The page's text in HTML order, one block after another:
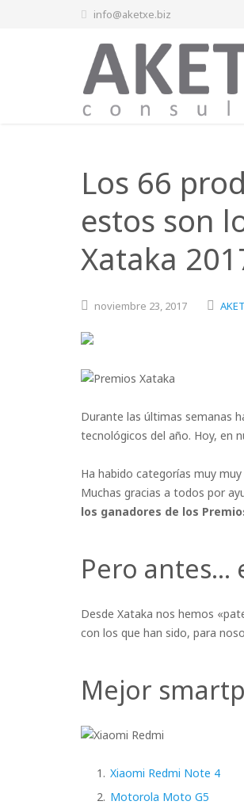
info@aketxe.biz
Los 66
estos son
Xataka
noviembre 23, 2017
Durante las últimas semanas
tecnológicos del año. Hoy, en
Ha habido categorías muy
Muchas gracias a todos por
los ganadores de los
Pero antes…
Desde Xataka nos hemos
con los que han sido, para
Mejor
Xiaomi Redmi Note 4
Motorola Moto G5